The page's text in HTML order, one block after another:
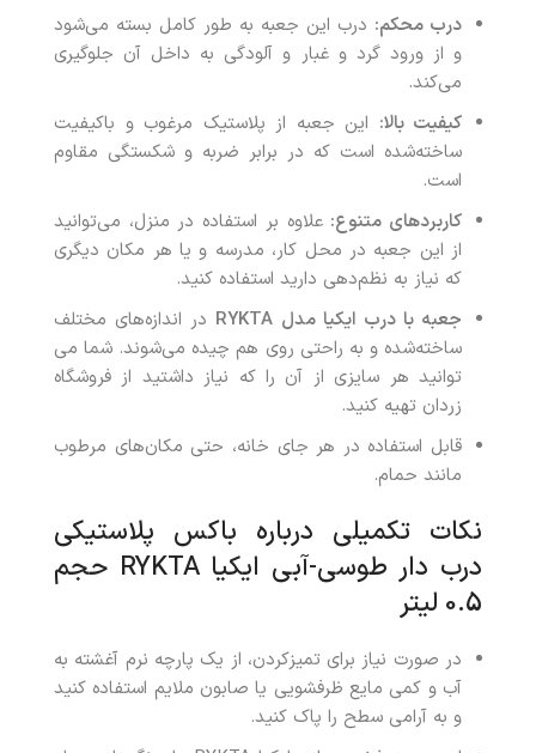
درب محکم: درب این جعبه به طور کامل بسته می‌شود
و از ورود گرد و غبار و آلودگی به داخل آن جلوگیری
می‌کند.
کیفیت بالا: این جعبه از پلاستیک مرغوب و باکیفیت
ساخته‌شده است که در برابر ضربه و شکستگی مقاوم
است.
کاربردهای متنوع: علاوه بر استفاده در منزل، می‌توانید
از این جعبه در محل کار، مدرسه و یا هر مکان دیگری
که نیاز به نظم‌دهی دارید استفاده کنید.
جعبه با درب ایکیا مدل RYKTA
در اندازه‌های مختلف
ساخته‌شده‌ و به راحتی روی هم چیده می‌شوند. شما می
توانید هر سایزی از آن را که نیاز داشتید از فروشگاه
زردان تهیه کنید.
قابل استفاده در هر جای خانه، حتی مکان‌های مرطوب
مانند حمام.
نکات تکمیلی درباره باکس پلاستیکی
درب‌ دار طوسی-آبی ایکیا RYKTA حجم
0.5 لیتر
در صورت نیاز برای تمیزکردن، از یک پارچه نرم آغشته به
آب و کمی مایع ظرفشویی یا صابون ملایم استفاده کنید
و به آرامی سطح را پاک کنید.